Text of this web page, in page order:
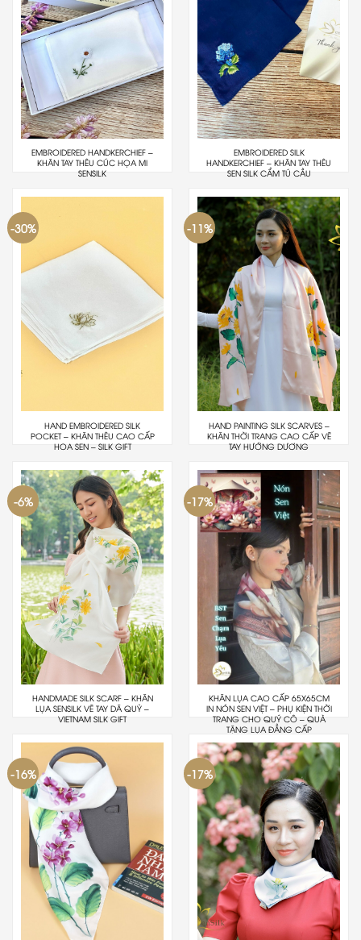
EMBROIDERED HANDKERCHIEF –
KHĂN TAY THÊU CÚC HỌA MI
SENSILK
EMBROIDERED SILK
HANDKERCHIEF – KHĂN TAY THÊU
SEN SILK CẨM TÚ CẦU
-30%
HAND EMBROIDERED SILK
POCKET – KHĂN THÊU CAO CẤP
HOA SEN – SILK GIFT
-11%
HAND PAINTING SILK SCARVES –
KHĂN THỜI TRANG CAO CẤP VẼ
TAY HƯỚNG DƯƠNG
-6%
HANDMADE SILK SCARF – KHĂN
LỤA SENSILK VẼ TAY DÃ QUỲ –
VIETNAM SILK GIFT
-17%
KHĂN LỤA CAO CẤP 65X65CM
IN NÓN SEN VIỆT – PHỤ KIỆN THỜI
TRANG CHO QUÝ CÔ – QUÀ
TẶNG LỤA ĐẲNG CẤP
-16% -17%